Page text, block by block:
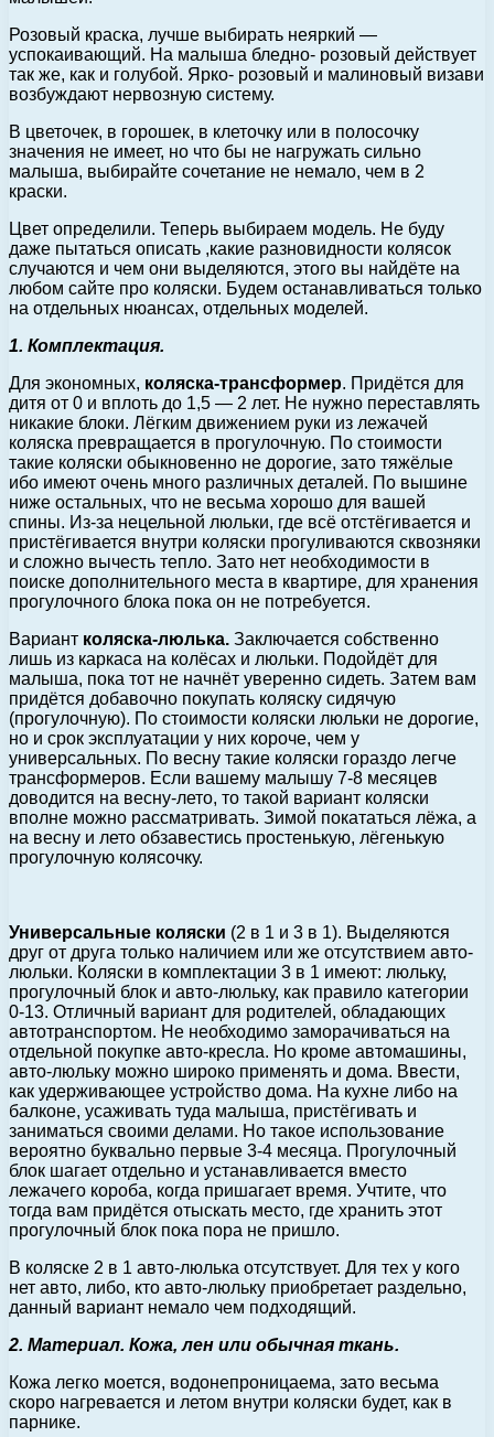
Розовый краска, лучше выбирать неяркий —
успокаивающий. На малыша бледно- розовый действует
так же, как и голубой. Ярко- розовый и малиновый визави
возбуждают нервозную систему.
В цветочек, в горошек, в клеточку или в полосочку
значения не имеет, но что бы не нагружать сильно
малыша, выбирайте сочетание не немало, чем в 2
краски.
Цвет определили. Теперь выбираем модель. Не буду
даже пытаться описать ,какие разновидности колясок
случаются и чем они выделяются, этого вы найдёте на
любом сайте про коляски. Будем останавливаться только
на отдельных нюансах, отдельных моделей.
1. Комплектация.
Для экономных, коляска-трансформер. Придётся для
дитя от 0 и вплоть до 1,5 — 2 лет. Не нужно переставлять
никакие блоки. Лёгким движением руки из лежачей
коляска превращается в прогулочную. По стоимости
такие коляски обыкновенно не дорогие, зато тяжёлые
ибо имеют очень много различных деталей. По вышине
ниже остальных, что не весьма хорошо для вашей
спины. Из-за нецельной люльки, где всё отстёгивается и
пристёгивается внутри коляски прогуливаются сквозняки
и сложно вычесть тепло. Зато нет необходимости в
поиске дополнительного места в квартире, для хранения
прогулочного блока пока он не потребуется.
Вариант коляска-люлька. Заключается собственно
лишь из каркаса на колёсах и люльки. Подойдёт для
малыша, пока тот не начнёт уверенно сидеть. Затем вам
придётся добавочно покупать коляску сидячую
(прогулочную). По стоимости коляски люльки не дорогие,
но и срок эксплуатации у них короче, чем у
универсальных. По весну такие коляски гораздо легче
трансформеров. Если вашему малышу 7-8 месяцев
доводится на весну-лето, то такой вариант коляски
вполне можно рассматривать. Зимой покататься лёжа, а
на весну и лето обзавестись простенькую, лёгенькую
прогулочную колясочку.
Универсальные коляски (2 в 1 и 3 в 1). Выделяются
друг от друга только наличием или же отсутствием авто-
люльки. Коляски в комплектации 3 в 1 имеют: люльку,
прогулочный блок и авто-люльку, как правило категории
0-13. Отличный вариант для родителей, обладающих
автотранспортом. Не необходимо заморачиваться на
отдельной покупке авто-кресла. Но кроме автомашины,
авто-люльку можно широко применять и дома. Ввести,
как удерживающее устройство дома. На кухне либо на
балконе, усаживать туда малыша, пристёгивать и
заниматься своими делами. Но такое использование
вероятно буквально первые 3-4 месяца. Прогулочный
блок шагает отдельно и устанавливается вместо
лежачего короба, когда пришагает время. Учтите, что
тогда вам придётся отыскать место, где хранить этот
прогулочный блок пока пора не пришло.
В коляске 2 в 1 авто-люлька отсутствует. Для тех у кого
нет авто, либо, кто авто-люльку приобретает раздельно,
данный вариант немало чем подходящий.
2. Материал. Кожа, лен или обычная ткань.
Кожа легко моется, водонепроницаема, зато весьма
скоро нагревается и летом внутри коляски будет, как в
парнике.